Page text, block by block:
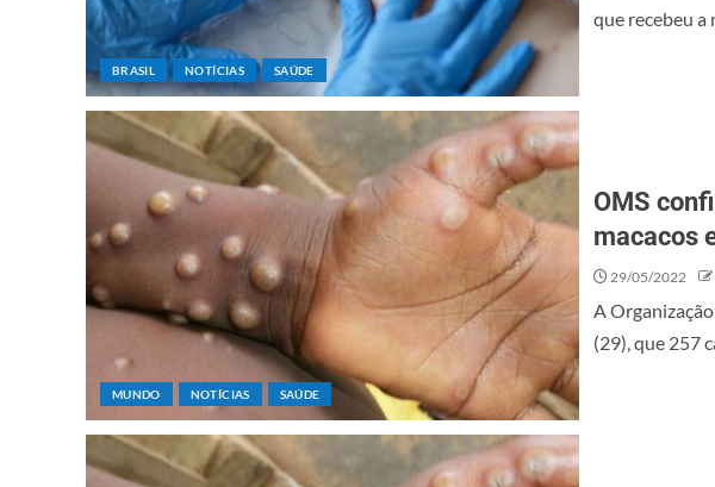
BRASIL NOTÍCIAS SAÚDE
que recebeu a
MUNDO NOTÍCIAS SAÚDE
OMS
macacos
29/05/2022
A
(29), que 257